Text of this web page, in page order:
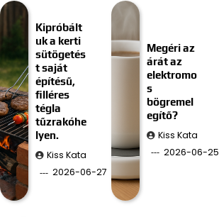
Kipróbált
uk a kerti
sütögetés
t saját
építésű,
filléres
tégla
tűzrakóhe
lyen.
Kiss Kata
2026-06-27
Megéri az
árát az
elektromo
s
bögremel
egítő?
Kiss Kata
2026-06-25